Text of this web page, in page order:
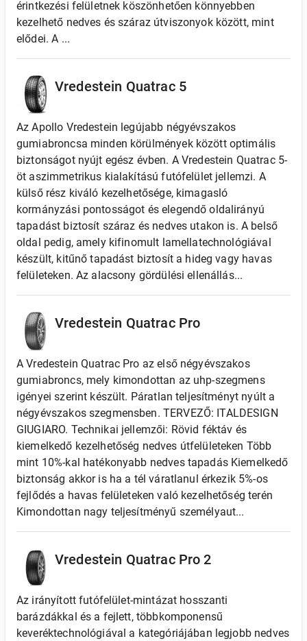
érintkezési felületnek köszönhetően könnyebben
kezelhető nedves és száraz útviszonyok között, mint
elődei. A ...
Vredestein Quatrac 5
Az Apollo Vredestein legújabb négyévszakos
gumiabroncsa minden körülmények között optimális
biztonságot nyújt egész évben. A Vredestein Quatrac 5-
öt aszimmetrikus kialakítású futófelület jellemzi. A
külső rész kiváló kezelhetősége, kimagasló
kormányzási pontosságot és elegendő oldalirányú
tapadást biztosít száraz és nedves utakon is. A belső
oldal pedig, amely kifinomult lamellatechnológiával
készült, kitűnő tapadást biztosít a hideg vagy havas
felületeken. Az alacsony gördülési ellenállás...
Vredestein Quatrac Pro
A Vredestein Quatrac Pro az első négyévszakos
gumiabroncs, mely kimondottan az uhp-szegmens
igényei szerint készült. Páratlan teljesítményt nyúlt a
négyévszakos szegmensben. TERVEZŐ: ITALDESIGN
GIUGIARO. Technikai jellemzői: Rövid féktáv és
kiemelkedő kezelhetőség nedves útfelületeken Több
mint 10%-kal hatékonyabb nedves tapadás Kiemelkedő
biztonság akkor is ha a tél váratlanul érkezik 5%-os
fejlődés a havas felületeken való kezelhetőség terén
Kimondottan nagy teljesítményű személyaut...
Vredestein Quatrac Pro 2
Az irányított futófelület-mintázat hosszanti
barázdákkal és a fejlett, többkomponensű
keveréktechnológiával a kategóriájában legjobb nedves